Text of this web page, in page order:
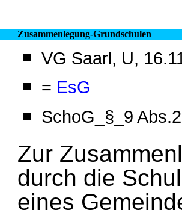
Zusammenlegung-Grundschulen
VG Saarl, U,
= EsG
SchoG_§_9
Zur
durch die
eines